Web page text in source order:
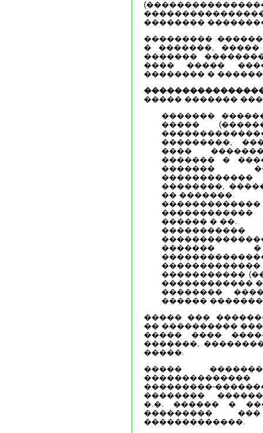
��������
���������
� �������,
�������
���� �����
�������� �
����� �������
�������
�����
���������,
����
������� �
�������
��������,
�� �������.
������ � ��.
�������
�����������
������������
��������
������
����� ���
�� ����������
����� ����
�������,
�����.
�����
���������-
��������
�.�. ������ �
���������
�������������.